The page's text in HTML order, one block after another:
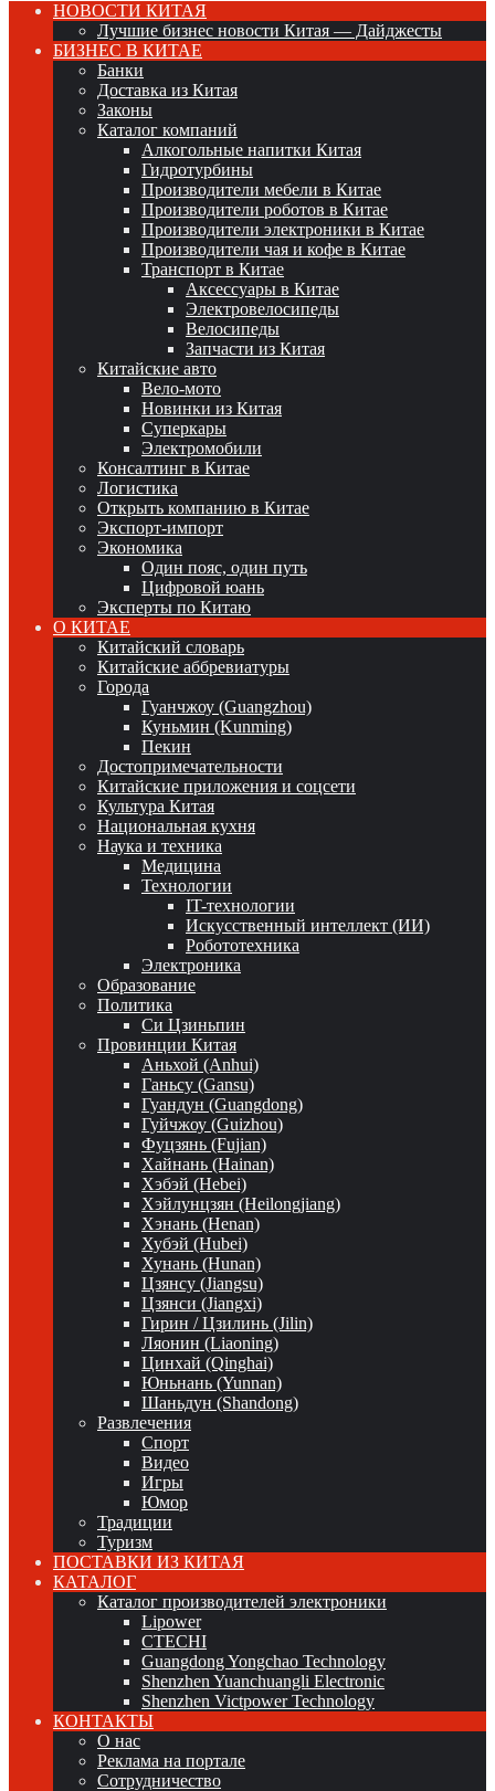
НОВОСТИ КИТАЯ
Лучшие бизнес новости Китая — Дайджесты
БИЗНЕС В КИТАЕ
Банки
Доставка из Китая
Законы
Каталог компаний
Алкогольные напитки Китая
Гидротурбины
Производители мебели в Китае
Производители роботов в Китае
Производители электроники в Китае
Производители чая и кофе в Китае
Транспорт в Китае
Аксессуары в Китае
Электровелосипеды
Велосипеды
Запчасти из Китая
Китайские авто
Вело-мото
Новинки из Китая
Суперкары
Электромобили
Консалтинг в Китае
Логистика
Открыть компанию в Китае
Экспорт-импорт
Экономика
Один пояс, один путь
Цифровой юань
Эксперты по Китаю
О КИТАЕ
Китайский словарь
Китайские аббревиатуры
Города
Гуанчжоу (Guangzhou)
Куньмин (Kunming)
Пекин
Достопримечательности
Китайские приложения и соцсети
Культура Китая
Национальная кухня
Наука и техника
Медицина
Технологии
IT-технологии
Искусственный интеллект (ИИ)
Робототехника
Электроника
Образование
Политика
Си Цзиньпин
Провинции Китая
Аньхой (Anhui)
Ганьсу (Gansu)
Гуандун (Guangdong)
Гуйчжоу (Guizhou)
Фуцзянь (Fujian)
Хайнань (Hainan)
Хэбэй (Hebei)
Хэйлунцзян (Heilongjiang)
Хэнань (Henan)
Хубэй (Hubei)
Хунань (Hunan)
Цзянсу (Jiangsu)
Цзянси (Jiangxi)
Гирин / Цзилинь (Jilin)
Ляонин (Liaoning)
Цинхай (Qinghai)
Юньнань (Yunnan)
Шаньдун (Shandong)
Развлечения
Спорт
Видео
Игры
Юмор
Традиции
Туризм
ПОСТАВКИ ИЗ КИТАЯ
КАТАЛОГ
Каталог производителей электроники
Lipower
CTECHI
Guangdong Yongchao Technology
Shenzhen Yuanchuangli Electronic
Shenzhen Victpower Technology
КОНТАКТЫ
О нас
Реклама на портале
Сотрудничество